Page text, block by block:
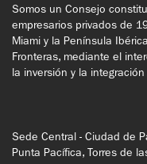
Somos un Consejo
empresarios privados de
Miami y la Península
Fronteras, mediante el
la inversión y la
Sede Central - Ciudad de
Punta Pacífica, Torres de